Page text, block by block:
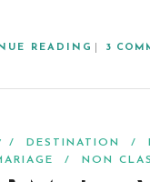
READING 3
/ DESTINATION /
/ NON